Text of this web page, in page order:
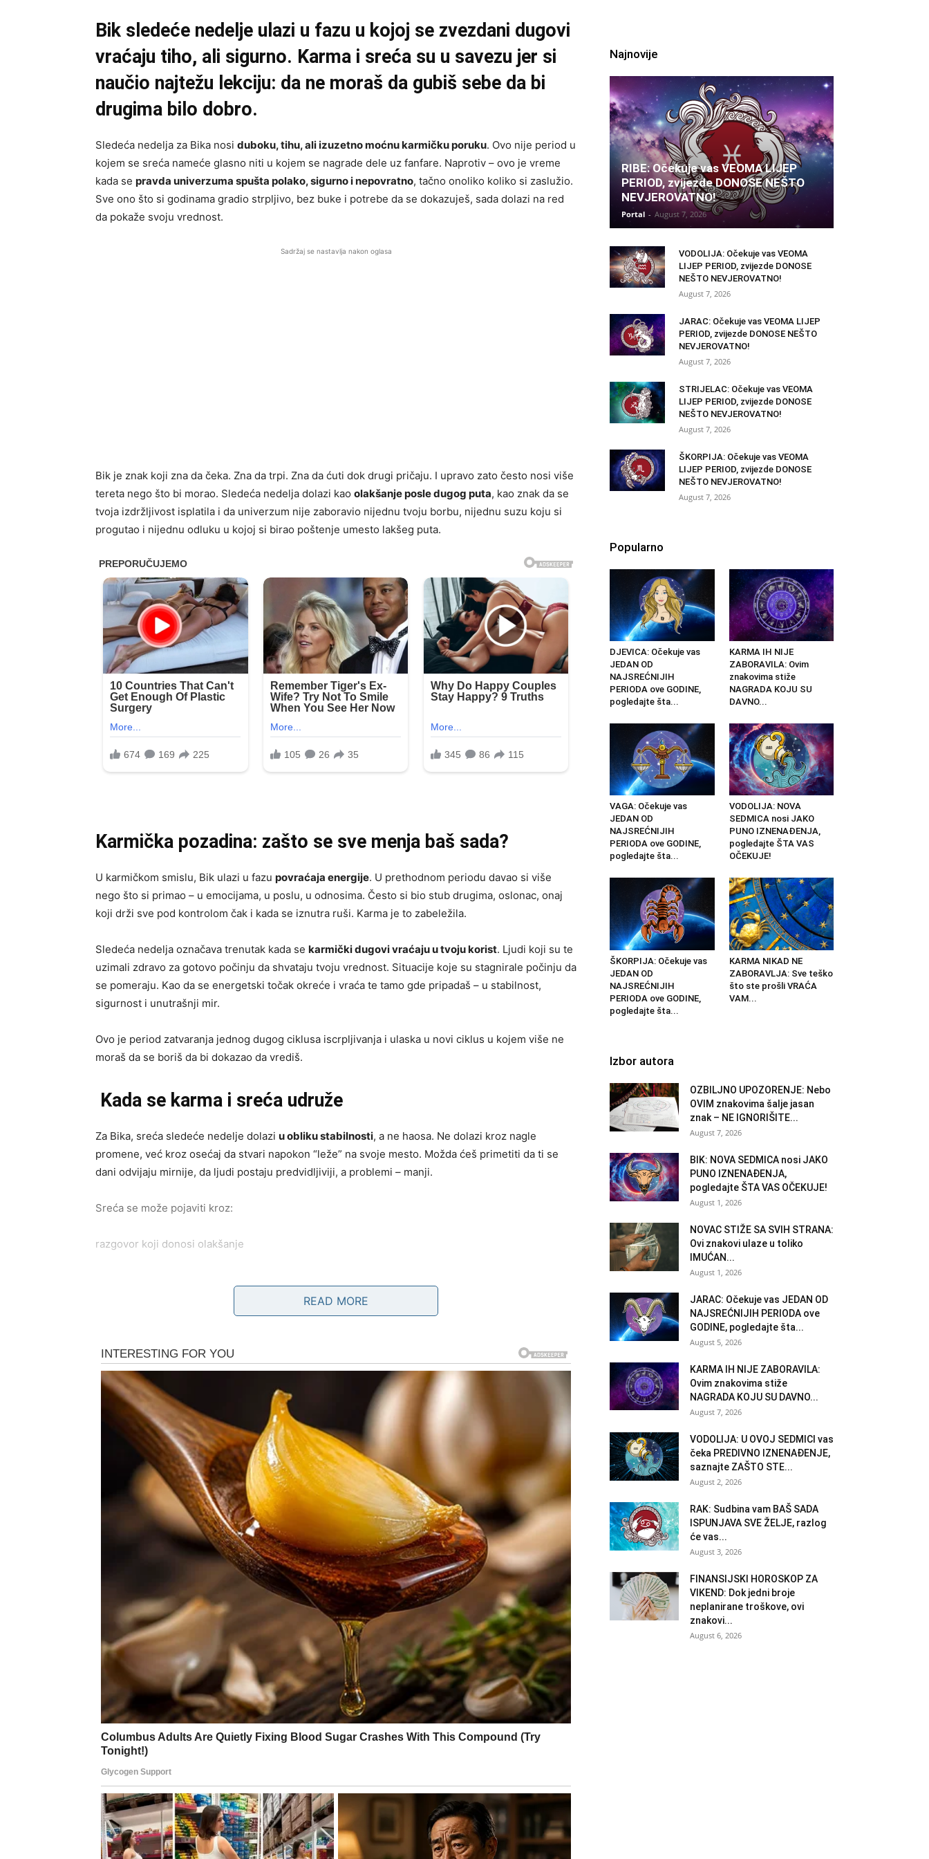
Bik sledeće nedelje ulazi u fazu u kojoj se zvezdani dugovi
vraćaju tiho, ali sigurno. Karma i sreća su u savezu jer si
naučio najtežu lekciju: da ne moraš da gubiš sebe da bi
drugima bilo dobro.
Sledeća nedelja za Bika nosi duboku, tihu, ali izuzetno moćnu karmičku poruku. Ovo nije period u
kojem se sreća nameće glasno niti u kojem se nagrade dele uz fanfare. Naprotiv – ovo je vreme
kada se pravda univerzuma spušta polako, sigurno i nepovratno, tačno onoliko koliko si zaslužio.
Sve ono što si godinama gradio strpljivo, bez buke i potrebe da se dokazuješ, sada dolazi na red
da pokaže svoju vrednost.
Sadržaj se nastavlja nakon oglasa
Bik je znak koji zna da čeka. Zna da trpi. Zna da ćuti dok drugi pričaju. I upravo zato često nosi više
tereta nego što bi morao. Sledeća nedelja dolazi kao olakšanje posle dugog puta, kao znak da se
tvoja izdržljivost isplatila i da univerzum nije zaboravio nijednu tvoju borbu, nijednu suzu koju si
progutao i nijednu odluku u kojoj si birao poštenje umesto lakšeg puta.
Karmička pozadina: zašto se sve menja baš sada?
U karmičkom smislu, Bik ulazi u fazu povraćaja energije. U prethodnom periodu davao si više
nego što si primao – u emocijama, u poslu, u odnosima. Često si bio stub drugima, oslonac, onaj
koji drži sve pod kontrolom čak i kada se iznutra ruši. Karma je to zabeležila.
Sledeća nedelja označava trenutak kada se karmički dugovi vraćaju u tvoju korist. Ljudi koji su te
uzimali zdravo za gotovo počinju da shvataju tvoju vrednost. Situacije koje su stagnirale počinju da
se pomeraju. Kao da se energetski točak okreće i vraća te tamo gde pripadaš – u stabilnost,
sigurnost i unutrašnji mir.
Ovo je period zatvaranja jednog dugog ciklusa iscrpljivanja i ulaska u novi ciklus u kojem više ne
moraš da se boriš da bi dokazao da vrediš.
Kada se karma i sreća udruže
Za Bika, sreća sledeće nedelje dolazi u obliku stabilnosti, a ne haosa. Ne dolazi kroz nagle
promene, već kroz osećaj da stvari napokon “leže” na svoje mesto. Možda ćeš primetiti da ti se
dani odvijaju mirnije, da ljudi postaju predvidljiviji, a problemi – manji.
Sreća se može pojaviti kroz:
razgovor koji donosi olakšanje
priliku da nešto osiguraš za budućnost
osećaj da više nisi sam u onome što nosiš
Ovo je sreća koja ne uzbuđuje previše, ali traje dugo . I baš takva je najbliža tvom srcu.
Ljubav: karmičko vraćanje ravnoteže
Na emotivnom planu, sledeća nedelja donosiveliko karmičko izjednačavanje
. Ako si u
prethodnom periodu davao više nego što si dobijao, sada se situacija menja. Partner može
pokazati više pažnje, stabilnosti i želje da se potrudi. Odnos koji je bio na testu dobija šansu da se
učvrsti – ali samo ako postoji iskrenost.
Ako si slobodan, sledeća nedelja može donetisusret sa osobom koja ima energiju sigurnosti,
nekim ko ne dolazi da uzdrma tvoj život, već da ga nadogradi. Ovo nije strast koja sagoreva brzo,
već romansa koja se gradi polako, ali ima potencijal trajanja.
Karmička poruka u ljubavi za Bika glasi:
više ne moraš da moliš za ljubav – ona dolazi sama kada
si u ravnoteži sa sobom
Posao, novac i osećaj lične vrednosti
Na poslovnom i finansijskom planu, sledeća nedelja donosikonkretne pomake. Možda ne
spektakularne, ali izuzetno važne. To može biti:
stabilan dogovor
rešavanje finansijske brige
priznanje za tvoj trud
READ MORE
Najnovije
RIBE: Očekuje vas VEOMA LIJEP
PERIOD, zvijezde DONOSE NEŠTO
NEVJEROVATNO!
Portal - August 7, 2026
VODOLIJA: Očekuje vas VEOMA
LIJEP PERIOD, zvijezde DONOSE
NEŠTO NEVJEROVATNO!
August 7, 2026
JARAC: Očekuje vas VEOMA LIJEP
PERIOD, zvijezde DONOSE NEŠTO
NEVJEROVATNO!
August 7, 2026
STRIJELAC: Očekuje vas VEOMA
LIJEP PERIOD, zvijezde DONOSE
NEŠTO NEVJEROVATNO!
August 7, 2026
ŠKORPIJA: Očekuje vas VEOMA
LIJEP PERIOD, zvijezde DONOSE
NEŠTO NEVJEROVATNO!
August 7, 2026
Popularno
DJEVICA: Očekuje vas
JEDAN OD
NAJSREĆNIJIH
PERIODA ove GODINE,
pogledajte šta...
KARMA IH NIJE
ZABORAVILA: Ovim
znakovima stiže
NAGRADA KOJU SU
DAVNO...
VAGA: Očekuje vas
JEDAN OD
NAJSREĆNIJIH
PERIODA ove GODINE,
pogledajte šta...
VODOLIJA: NOVA
SEDMICA nosi JAKO
PUNO IZNENAĐENJA,
pogledajte ŠTA VAS
OČEKUJE!
ŠKORPIJA: Očekuje vas
JEDAN OD
NAJSREĆNIJIH
PERIODA ove GODINE,
pogledajte šta...
KARMA NIKAD NE
ZABORAVLJA: Sve teško
što ste prošli VRAĆA
VAM...
Izbor autora
OZBILJNO UPOZORENJE: Nebo
OVIM znakovima šalje jasan
znak – NE IGNORIŠITE...
August 7, 2026
BIK: NOVA SEDMICA nosi JAKO
PUNO IZNENAĐENJA,
pogledajte ŠTA VAS OČEKUJE!
August 1, 2026
NOVAC STIŽE SA SVIH STRANA:
Ovi znakovi ulaze u toliko
IMUĆAN...
August 1, 2026
JARAC: Očekuje vas JEDAN OD
NAJSREĆNIJIH PERIODA ove
GODINE, pogledajte šta...
August 5, 2026
KARMA IH NIJE ZABORAVILA:
Ovim znakovima stiže
NAGRADA KOJU SU DAVNO...
August 7, 2026
VODOLIJA: U OVOJ SEDMICI vas
čeka PREDIVNO IZNENAĐENJE,
saznajte ZAŠTO STE...
August 2, 2026
RAK: Sudbina vam BAŠ SADA
ISPUNJAVA SVE ŽELJE, razlog
će vas...
August 3, 2026
FINANSIJSKI HOROSKOP ZA
VIKEND: Dok jedni broje
neplanirane troškove, ovi
znakovi...
August 6, 2026